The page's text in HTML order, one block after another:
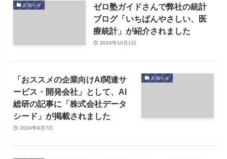
お知らせ
ゼロ塾ガイドさんで弊社の統計
ブログ「いちばんやさしい、医
療統計」が紹介されました
2024年10月1日
お知らせ
「おススメの企業向けAI関連サ
ービス・開発会社」として、AI
総研の記事に「株式会社データ
シード」が掲載されました
2024年9月7日